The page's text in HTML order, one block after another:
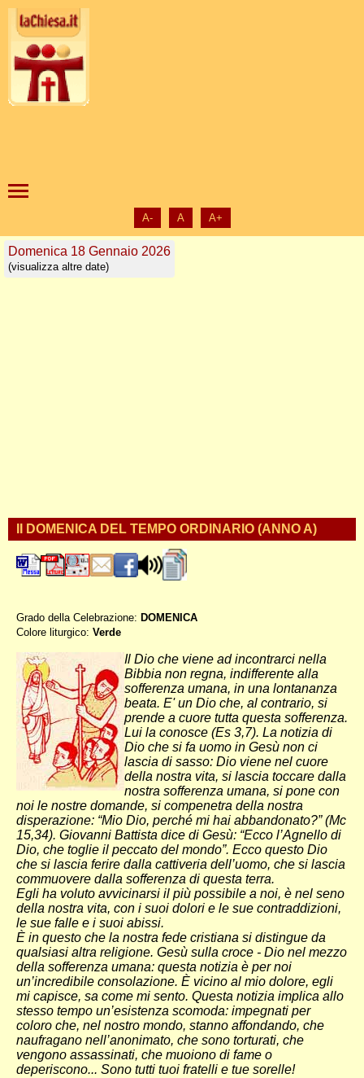
A- A A+
Domenica 18 Gennaio 2026
(visualizza altre date)
II DOMENICA DEL TEMPO ORDINARIO (ANNO A)
Grado della Celebrazione: DOMENICA
Colore liturgico: Verde
Il Dio che viene ad incontrarci nella
Bibbia non regna, indifferente alla
sofferenza umana, in una lontananza
beata. E' un Dio che, al contrario, si
prende a cuore tutta questa sofferenza.
Lui la conosce (Es 3,7). La notizia di
Dio che si fa uomo in Gesù non ci
lascia di sasso: Dio viene nel cuore
della nostra vita, si lascia toccare dalla
nostra sofferenza umana, si pone con
noi le nostre domande, si compenetra della nostra
disperazione: “Mio Dio, perché mi hai abbandonato?” (Mc
15,34). Giovanni Battista dice di Gesù: “Ecco l’Agnello di
Dio, che toglie il peccato del mondo”. Ecco questo Dio
che si lascia ferire dalla cattiveria dell’uomo, che si lascia
commuovere dalla sofferenza di questa terra.
Egli ha voluto avvicinarsi il più possibile a noi, è nel seno
della nostra vita, con i suoi dolori e le sue contraddizioni,
le sue falle e i suoi abissi.
È in questo che la nostra fede cristiana si distingue da
qualsiasi altra religione. Gesù sulla croce - Dio nel mezzo
della sofferenza umana: questa notizia è per noi
un’incredibile consolazione. È vicino al mio dolore, egli
mi capisce, sa come mi sento. Questa notizia implica allo
stesso tempo un’esistenza scomoda: impegnati per
coloro che, nel nostro mondo, stanno affondando, che
naufragano nell’anonimato, che sono torturati, che
vengono assassinati, che muoiono di fame o
deperiscono... Sono tutti tuoi fratelli e tue sorelle!